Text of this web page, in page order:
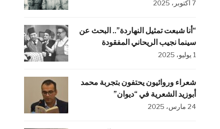
7 أكتوبر، 2025
“أنا شبعت تمثيل النهاردة”.. البحث عن
سينما نجيب الريحاني المفقودة
1 يوليو، 2025
شعراء وروائيون يحتفون بتجربة محمد
أبوزيد الشعرية في “ديوان”
24 مارس، 2025